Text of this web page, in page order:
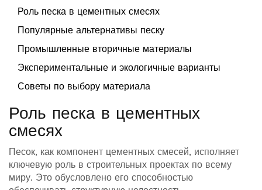
Роль песка в цементных смесях
Популярные альтернативы песку
Промышленные вторичные материалы
Экспериментальные и экологичные варианты
Советы по выбору материала
Роль песка в цементных
смесях
Песок, как компонент цементных смесей, исполняет
ключевую роль в строительных проектах по всему
миру. Это обусловлено его способностью